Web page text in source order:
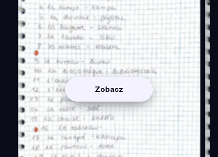
Zobacz